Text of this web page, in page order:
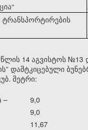
“
ტრანსპორტირების
14 აგვისტოს
დამტკიცებული
მეტრი:
–
9,0
9,0
11,67